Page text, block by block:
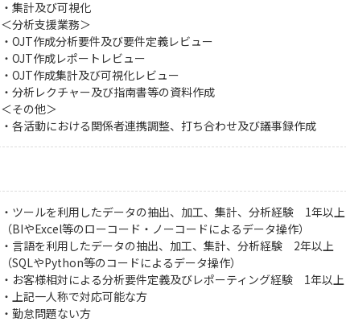
・集計及び可視化
＜分析支援業務＞
・OJT作成分析要件及び要件定義レビュー
・OJT作成レポートレビュー
・OJT作成集計及び可視化レビュー
・分析レクチャー及び指南書等の資料作成
＜その他＞
・各活動における関係者連携調整、打ち合わせ及び議事録作成
・ツールを利用したデータの抽出、加工、集計、分析経験 1年以上
（BIやExcel等のローコード・ノーコードによるデータ操作）
・言語を利用したデータの抽出、加工、集計、分析経験 2年以上
（SQLやPython等のコードによるデータ操作）
・お客様相対による分析要件定義及びレポーティング経験 1年以上
・上記一人称で対応可能な方
・勤怠問題ない方